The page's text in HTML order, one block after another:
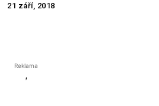
21 září, 2018
Reklama
'